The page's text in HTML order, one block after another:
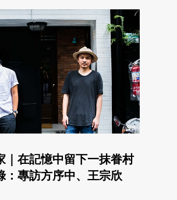
｜在記憶中留下一抹眷村
：專訪方序中、王宗欣